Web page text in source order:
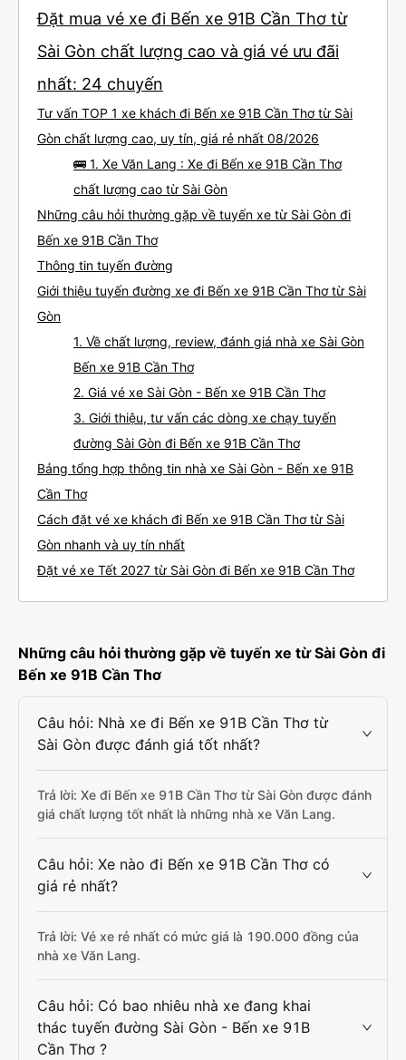
Đặt mua vé xe đi Bến xe 91B Cần Thơ từ
Sài Gòn chất lượng cao và giá vé ưu đãi
nhất: 24 chuyến
Tư vấn TOP 1 xe khách đi Bến xe 91B Cần Thơ từ Sài
Gòn chất lượng cao, uy tín, giá rẻ nhất 08/2026
🚌 1. Xe Văn Lang : Xe đi Bến xe 91B Cần Thơ
chất lượng cao từ Sài Gòn
Những câu hỏi thường gặp về tuyến xe từ Sài Gòn đi
Bến xe 91B Cần Thơ
Thông tin tuyến đường
Giới thiệu tuyến đường xe đi Bến xe 91B Cần Thơ từ Sài
Gòn
1. Về chất lượng, review, đánh giá nhà xe Sài Gòn
Bến xe 91B Cần Thơ
2. Giá vé xe Sài Gòn - Bến xe 91B Cần Thơ
3. Giới thiệu, tư vấn các dòng xe chạy tuyến
đường Sài Gòn đi Bến xe 91B Cần Thơ
Bảng tổng hợp thông tin nhà xe Sài Gòn - Bến xe 91B
Cần Thơ
Cách đặt vé xe khách đi Bến xe 91B Cần Thơ từ Sài
Gòn nhanh và uy tín nhất
Đặt vé xe Tết 2027 từ Sài Gòn đi Bến xe 91B Cần Thơ
Những câu hỏi thường gặp về tuyến xe từ Sài Gòn đi
Bến xe 91B Cần Thơ
Câu hỏi: Nhà xe đi Bến xe 91B Cần Thơ từ
Sài Gòn được đánh giá tốt nhất?
Trả lời: Xe đi Bến xe 91B Cần Thơ từ Sài Gòn được đánh
giá chất lượng tốt nhất là những nhà xe Văn Lang.
Câu hỏi: Xe nào đi Bến xe 91B Cần Thơ có
giá rẻ nhất?
Trả lời: Vé xe rẻ nhất có mức giá là 190.000 đồng của
nhà xe Văn Lang.
Câu hỏi: Có bao nhiêu nhà xe đang khai
thác tuyến đường Sài Gòn - Bến xe 91B
Cần Thơ ?